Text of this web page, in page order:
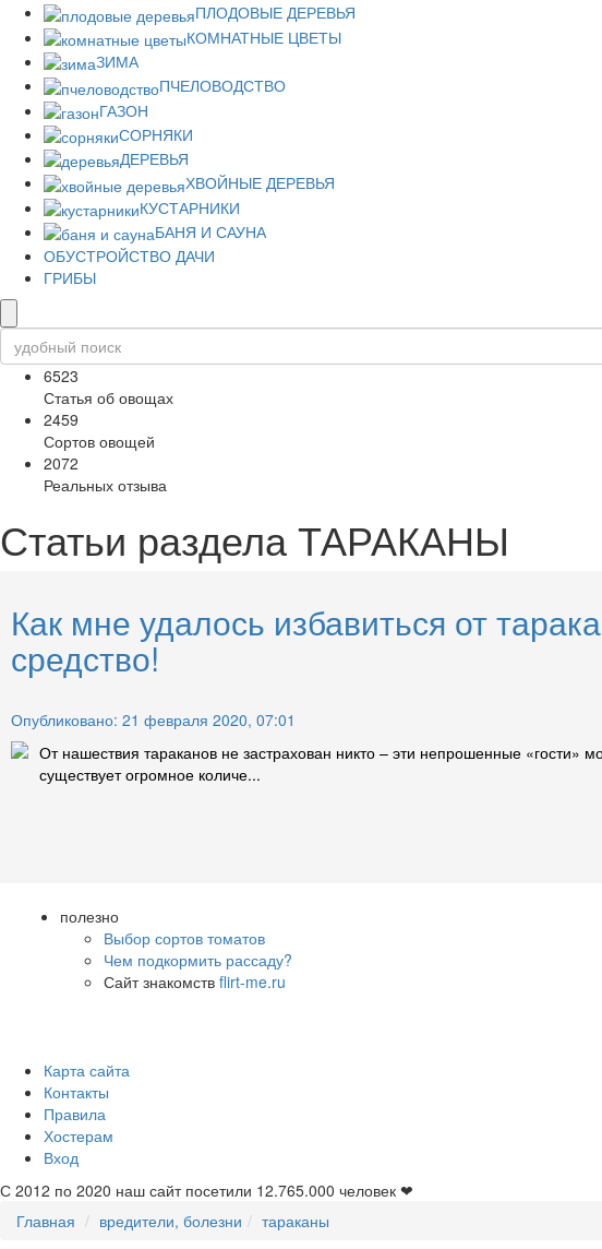
ПЛОДОВЫЕ ДЕРЕВЬЯ
КОМНАТНЫЕ ЦВЕТЫ
ЗИМА
ПЧЕЛОВОДСТВО
ГАЗОН
СОРНЯКИ
ДЕРЕВЬЯ
ХВОЙНЫЕ ДЕРЕВЬЯ
КУСТАРНИКИ
БАНЯ И САУНА
ОБУСТРОЙСТВО ДАЧИ
ГРИБЫ
6523
Статья об овощах
2459
Сортов овощей
2072
Реальных отзыва
Статьи разделаТАРАКАНЫ
Как мне удалось избавиться от
средство!
Опубликовано: 21 февраля 2020, 07:01
От нашествия тараканов не застрахован никто – эти непрошенные «гости»
существует огромное количе...
полезно
Выбор сортов томатов
Чем подкормить рассаду?
Сайт знакомств flirt-me.ru
Карта сайта
Контакты
Правила
Хостерам
Вход
С 2012 по 2020 наш сайт посетили 12.765.000 человек ❤
Главная
вредители, болезни тараканы